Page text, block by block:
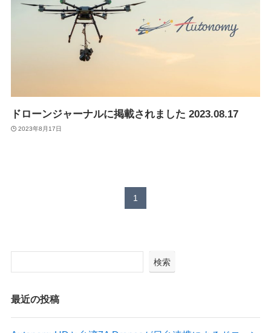
ニュース
プレスリリース
Autonomy Inc.
株式会社Autonomy
〒104-0041 東京都中央区新富2-7-1-6F
info@autonomyuav.com
ドローンジャーナルに掲載されました 2023.08.17
2023年8月17日
1
検索
最近の投稿